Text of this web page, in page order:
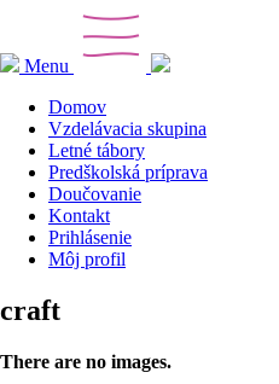
Menu
Domov
Vzdelávacia skupina
Letné tábory
Predškolská príprava
Doučovanie
Kontakt
Prihlásenie
Môj profil
craft
There are no images.